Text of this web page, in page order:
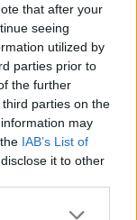
that after your
seeing
utilized by
parties prior to
the further
parties on the
may
IAB’s List of
it to other
ο
βάλλεται
πανδημίας
κρίση